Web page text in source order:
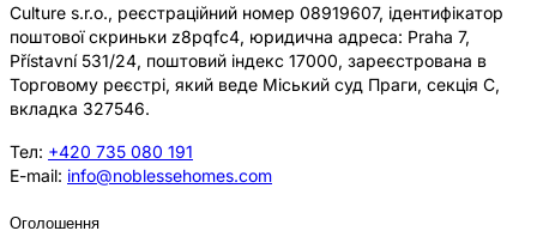
Culture s.r.o., реєстраційний номер 08919607, ідентифікатор
поштової скриньки z8pqfc4, юридична адреса: Praha 7,
Přístavní 531/24, поштовий індекс 17000, зареєстрована в
Торговому реєстрі, який веде Міський суд Праги, секція C,
вкладка 327546.
Тел: +420 735 080 191
E-mail: info@noblessehomes.com
Оголошення